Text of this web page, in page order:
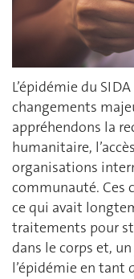
L’épidémie du
changements
appréhendons la
humanitaire,
organisations
communauté. Ces
ce qui avait
traitements pour
dans le corps et,
l’épidémie en tant